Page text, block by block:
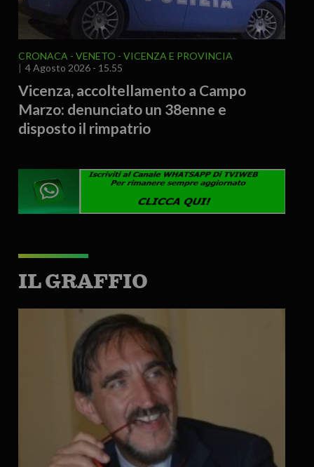
CRONACA VENETO
VICENZA E PROVINCIA
4 Agosto 2026 - 15.55
Vicenza, accoltellamento a Campo
Marzo: denunciato un 38enne e
disposto il rimpatrio
IL GRAFFIO